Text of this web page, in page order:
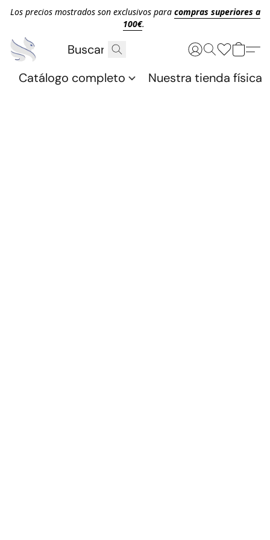
Los precios mostrados son exclusivos para compras superiores a
100€.
Catálogo completo Nuestra tienda física